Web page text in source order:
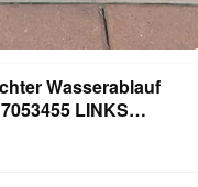
Wasserablauf
LINKS
Verkleidung